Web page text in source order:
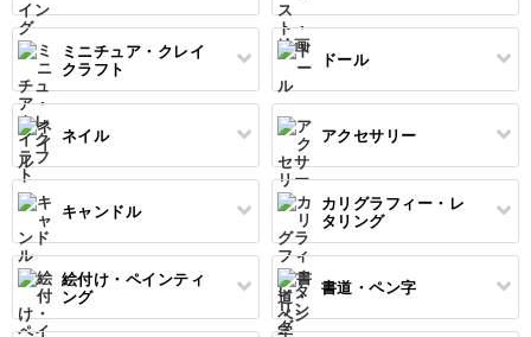
伝統刺繍
その他刺繍
パンチニードル
刺し子
クロスステッチ
棒針編み
かぎ針編み
レース編み
マクラメ
クラフトバンド
すべて
パッチワーク
布小物
和裁
洋裁
すべて
デッサン
ボールペンイラスト
アクリル絵の具
アルコールインクアート
ミニチュア・クレイ
クラフト
すべて
フェイクスイーツ
ミニチュアフード
ミニチュア雑貨
ドール
すべて
ドール服
ドールハウス
ネイル
すべて
ネイル検定
アクセサリー
すべて
プラバンアクセサリー
キャンドル
すべて
カリグラフィー・レ
タリング
すべて
絵付け・ペインティ
ング 書道・ペン字